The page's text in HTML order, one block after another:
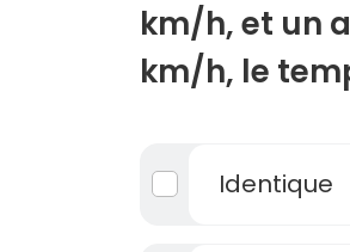
km/h, et un
km/h, le
Identique